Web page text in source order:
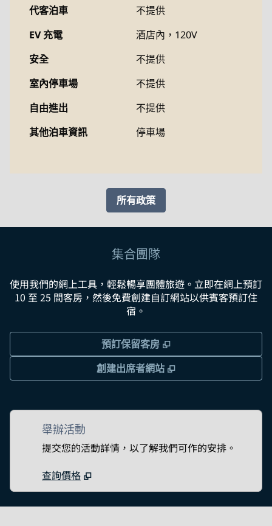
代客泊車
不提供
EV 充電
酒店內 ，120V
安全
不提供
室內停車場
不提供
自由進出
不提供
其他泊車資訊
停車場
所有政策
集合團隊
使用我們的網上工具，輕鬆暢享團體旅遊。立即在網上預訂
10 至 25 間客房，然後免費創建自訂網站以供賓客預訂住
宿。
預訂保留客房 ,
創建出席者網站
,
舉辦活動
提交您的活動詳情，以了解我們可作的安排。
查詢價格